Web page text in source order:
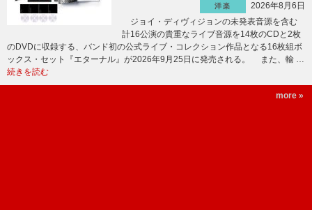
洋楽
2026年8月6日
ジョイ・ディヴィジョンの未発表音源を含む
計16公演の貴重なライブ音源を14枚のCDと2枚
のDVDに収録する、バンド初の公式ライブ・コレクション作品となる16枚組ボ
ックス・セット『エターナル』が2026年9月25日に発売される。 また、輸 …
続きを読む
more »